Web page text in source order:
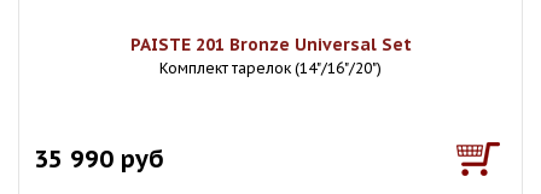
PAISTE 201 Bronze Universal Set
Комплект тарелок (14"/16"/20")
35 990 руб